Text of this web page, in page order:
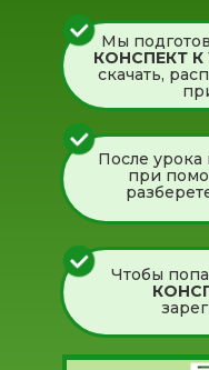
Мы
КОНСПЕКТ К
скачать,
После урока
при
Чтобы